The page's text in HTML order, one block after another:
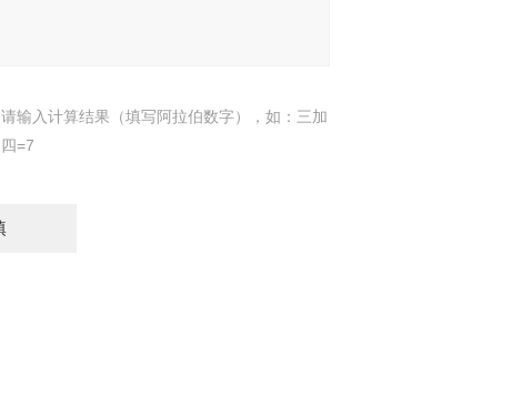
请输入计算结果（填写阿拉伯数字），如：三加
四=7